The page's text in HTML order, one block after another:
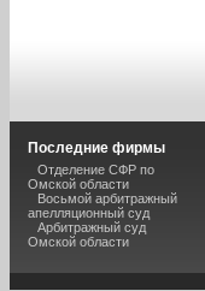
Последние фирмы
Отделение СФР по
Омской области
Восьмой арбитражный
апелляционный суд
Арбитражный суд
Омской области